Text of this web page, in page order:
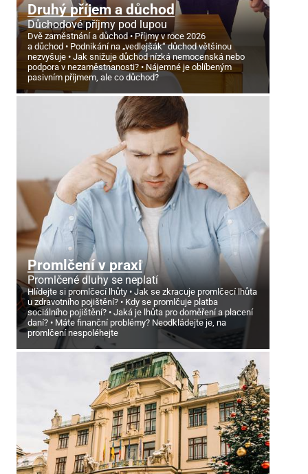
Druhý příjem a důchod
Důchodové příjmy pod lupou
Dvě zaměstnání a důchod
Příjmy v roce 2026
a důchod
Podnikání na „vedlejšák“ důchod většinou
nezvyšuje
Jak snižuje důchod nízká nemocenská nebo
podpora v nezaměstnanosti?
Nájemné je oblíbeným
pasivním příjmem, ale co důchod?
Promlčení v praxi
Promlčené dluhy se neplatí
Hlídejte si promlčecí lhůty
Jak se zkracuje promlčecí lhůta
u zdravotního pojištění?
Kdy se promlčuje platba
sociálního pojištění?
Jaká je lhůta pro doměření a placení
daní?
Máte finanční problémy? Neodkládejte je, na
promlčení nespoléhejte